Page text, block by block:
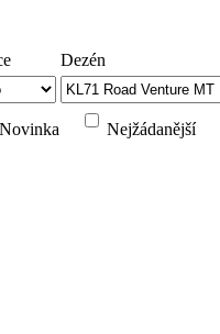
Dezén
Novinka Nejžádanější